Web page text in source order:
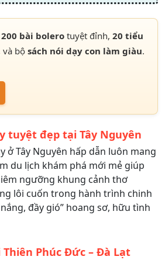
200 bài bolero tuyệt đỉnh, 20 tiểu
và bộsách nói dạy con làm giàu.
tuyệt đẹp tại Tây Nguyên
ở Tây Nguyên hấp dẫn luôn mang
du lịch khám phá mới mẻ giúp
ngưỡng khung cảnh thơ
lôi cuốn trong hành trình chinh
đầy gió” hoang sơ, hữu tình
Phúc Đức – Đà Lạt